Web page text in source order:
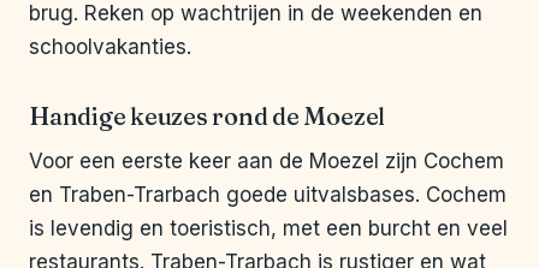
brug. Reken op wachtrijen in de weekenden en
schoolvakanties.
Handige keuzes rond de Moezel
Voor een eerste keer aan de Moezel zijn Cochem
en Traben-Trarbach goede uitvalsbases. Cochem
is levendig en toeristisch, met een burcht en veel
restaurants. Traben-Trarbach is rustiger en wat